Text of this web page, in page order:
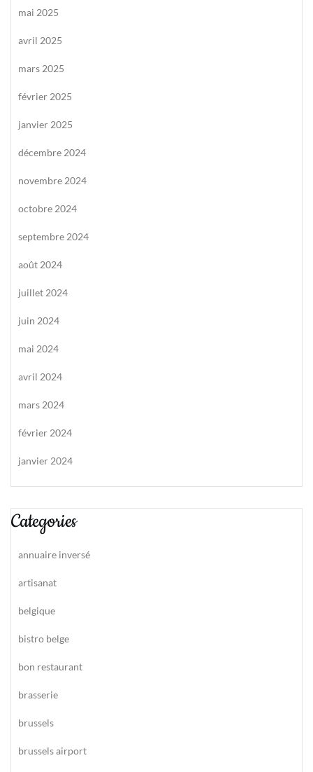
mai 2025
avril 2025
mars 2025
février 2025
janvier 2025
décembre 2024
novembre 2024
octobre 2024
septembre 2024
août 2024
juillet 2024
juin 2024
mai 2024
avril 2024
mars 2024
février 2024
janvier 2024
Categories
annuaire inversé
artisanat
belgique
bistro belge
bon restaurant
brasserie
brussels
brussels airport